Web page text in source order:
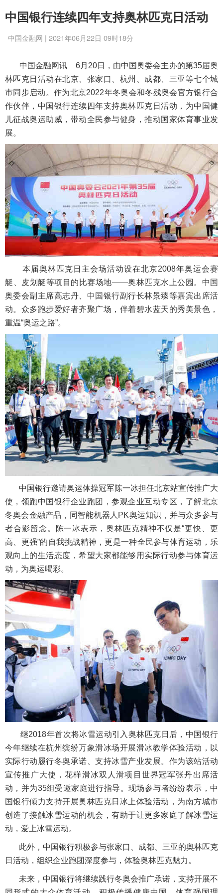
中国银行连续四年支持奥林匹克日活动
中国金融网 | 2021年06月22日 09时18分
中国金融网讯 6月20日，由中国奥委会主办的第35届奥
林匹克日活动在北京、张家口、杭州、成都、三亚等七个城
市同步启动。作为北京2022年冬奥会和冬残奥会官方银行合
作伙伴，中国银行连续四年支持奥林匹克日活动，为中国健
儿征战奥运助威，带动全民参与健身，推动国家体育事业发
展。
本届奥林匹克日主会场活动设在北京2008年奥运会赛
艇、皮划艇等项目的比赛场地——奥林匹克水上公园。中国
奥委会副主席高志丹、中国银行副行长林景臻等嘉宾出席活
动。众多跑步爱好者齐聚广场，伴着碧水蓝天的秀美景色，
重温“奥运之路”。
中国银行邀请奥运体操冠军陈一冰担任北京站宣传推广大
使，领跑中国银行企业跑团，参观企业互动专区，了解北京
冬奥会金融产品，同智能机器人PK奥运知识，并与众多参与
者合影留念。陈一冰表示，奥林匹克精神不仅是“更快、更
高、更强”的自我挑战精神，更是一种全民参与体育运动，乐
观向上的生活态度，希望大家都能够用实际行动参与体育运
动，为奥运喝彩。
继2018年首次将冰雪运动引入奥林匹克日后，中国银行
今年继续在杭州缤纷万象滑冰场开展滑冰教学体验活动，以
实际行动履行冬奥承诺、支持冰雪产业发展。作为该站活动
宣传推广大使，花样滑冰双人滑项目世界冠军张丹出席活
动，并为35组受邀家庭进行指导。现场参与者纷纷表示，中
国银行倾力支持开展奥林匹克日冰上体验活动，为南方城市
创造了接触冰雪运动的机会，有助于让更多家庭了解冰雪运
动，爱上冰雪运动。
此外，中国银行积极参与张家口、成都、三亚的奥林匹克
日活动，组织企业跑团深度参与，体验奥林匹克魅力。
未来，中国银行将继续践行冬奥会推广承诺，支持开展不